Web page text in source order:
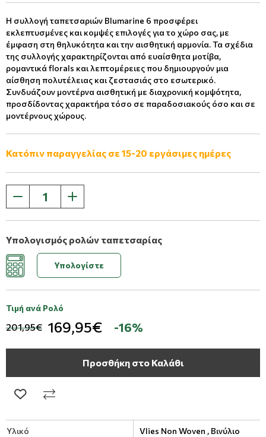
Η συλλογή ταπετσαριών Blumarine 6 προσφέρει
εκλεπτυσμένες και κομψές επιλογές για το χώρο σας, με
έμφαση στη θηλυκότητα και την αισθητική αρμονία. Τα σχέδια
της συλλογής χαρακτηρίζονται από ευαίσθητα μοτίβα,
ρομαντικά florals και λεπτομέρειες που δημιουργούν μια
αίσθηση πολυτέλειας και ζεστασιάς στο εσωτερικό.
Συνδυάζουν μοντέρνα αισθητική με διαχρονική κομψότητα,
προσδίδοντας χαρακτήρα τόσο σε παραδοσιακούς όσο και σε
μοντέρνους χώρους.
Κατόπιν παραγγελίας σε 15-20 εργάσιμες ημέρες
Υπολογισμός ρολών ταπετσαρίας
Υπολογίστε
Τιμή ανά Ρολό
201,95€ 169,95€ -16%
Προσθήκη στο Καλάθι
Υλικό Vlies Non Woven , Βινύλιο